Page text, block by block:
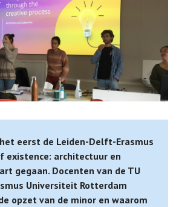
eerst de Leiden-Delft-Erasmus
existence: architectuur en
gegaan. Docenten van de TU
Universiteit Rotterdam
opzet van de minor en waarom